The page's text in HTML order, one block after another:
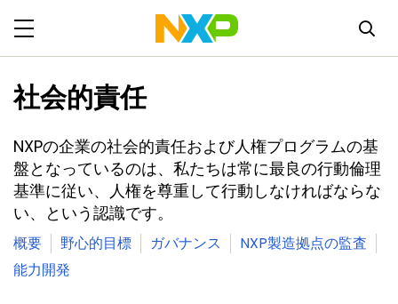
社会的責任
NXPの企業の社会的責任および人権プログラムの基
盤となっているのは、私たちは常に最良の行動倫理
基準に従い、人権を尊重して行動しなければならな
い、という認識です。
概要 野心的目標 ガバナンス
NXP製造拠点の監査
能力開発